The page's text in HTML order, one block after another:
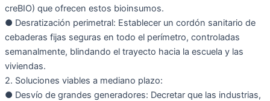
creBIO) que ofrecen estos bioinsumos.
● Desratización perimetral: Establecer un cordón sanitario de
cebaderas fijas seguras en todo el perímetro, controladas
semanalmente, blindando el trayecto hacia la escuela y las
viviendas.
2. Soluciones viables a mediano plazo:
● Desvío de grandes generadores: Decretar que las industrias,